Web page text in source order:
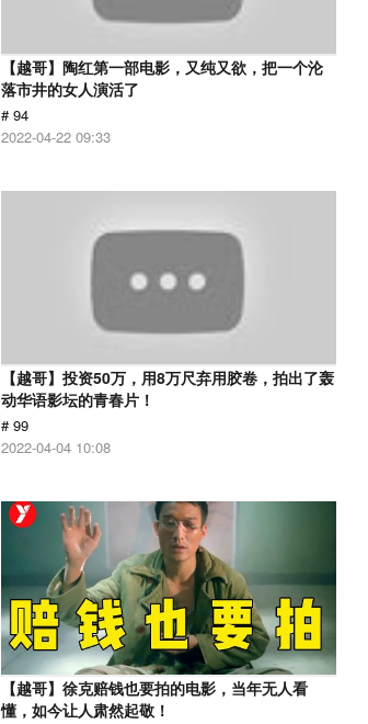
【越哥】陶红第一部电影，又纯又欲，把一个沦
落市井的女人演活了
# 94
2022-04-22 09:33
【越哥】投资50万，用8万尺弃用胶卷，拍出了轰
动华语影坛的青春片！
# 99
2022-04-04 10:08
【越哥】徐克赔钱也要拍的电影，当年无人看
懂，如今让人肃然起敬！